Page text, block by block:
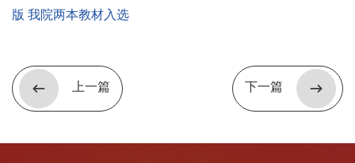
版 我院两本教材入选
上一篇 下一篇